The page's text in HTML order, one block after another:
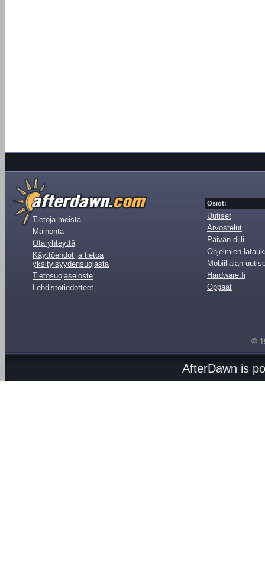
Tietoja meistä
Mainonta
Ota yhteyttä
Käyttöehdot ja tietoa
yksityisyydensuojasta
Tietosuojaseloste
Lehdistötiedotteet
Osiot:
Uutiset
Arvostelut
Päivän diili
Ohjelmien
Mobiilialan
Hardware.fi
Oppaat
©
AfterDawn is